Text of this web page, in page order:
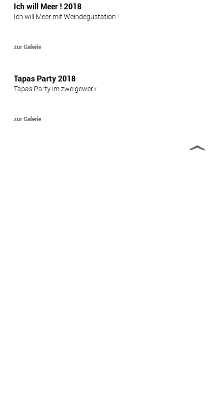
Ich will Meer ! 2018
Ich will Meer mit Weindegustation !
zur Galerie
Tapas Party 2018
Tapas Party im zweigewerk
zur Galerie